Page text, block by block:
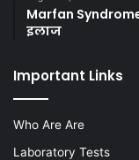
Marfan
इलाज
Important Links
Who Are Are
Laboratory Tests